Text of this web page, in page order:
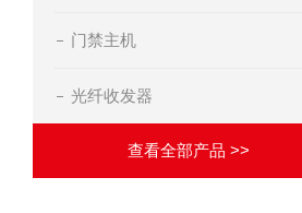
门禁主机
光纤收发器
查看全部产品 >>